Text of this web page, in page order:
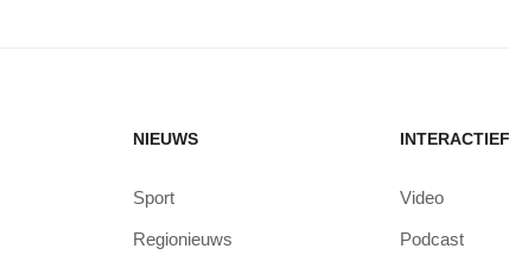
NIEUWS
Sport
Regionieuws
INTERACTIEF
Video
Podcast